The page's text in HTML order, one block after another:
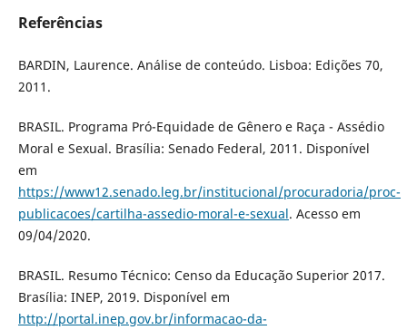
Referências
BARDIN, Laurence. Análise de conteúdo. Lisboa: Edições 70,
2011.
BRASIL. Programa Pró-Equidade de Gênero e Raça - Assédio
Moral e Sexual. Brasília: Senado Federal, 2011. Disponível
em
https://www12.senado.leg.br/institucional/procuradoria/proc-
publicacoes/cartilha-assedio-moral-e-sexual. Acesso em
09/04/2020.
BRASIL. Resumo Técnico: Censo da Educação Superior 2017.
Brasília: INEP, 2019. Disponível em
http://portal.inep.gov.br/informacao-da-